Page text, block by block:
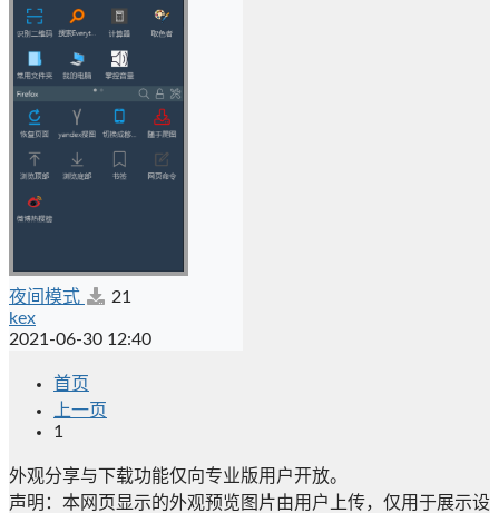
夜间模式
21
kex
2021-06-30 12:40
首页
上一页
1
外观分享与下载功能仅向专业版用户开放。
声明：本网页显示的外观预览图片由用户上传，仅用于展示设